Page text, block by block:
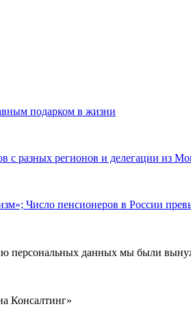
подарком в жизни
с разных регионов и делегации из
Число пенсионеров в России
персональных данных мы были
Консалтинг»